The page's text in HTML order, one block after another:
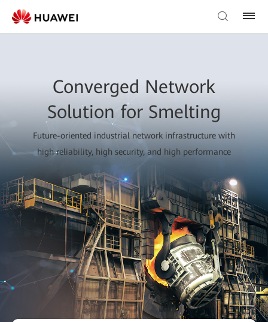
Converged Network
Solution for Smelting
Future-oriented industrial network infrastructure with
high reliability, high security, and high performance